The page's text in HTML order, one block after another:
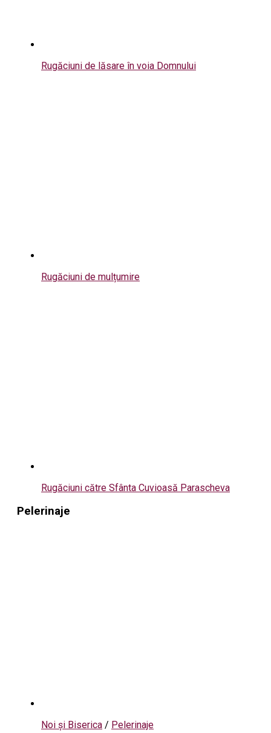
Rugăciuni de lăsare în voia Domnului
Rugăciuni de mulțumire
Rugăciuni către Sfânta Cuvioasă Parascheva
Pelerinaje
Noi și Biserica / Pelerinaje